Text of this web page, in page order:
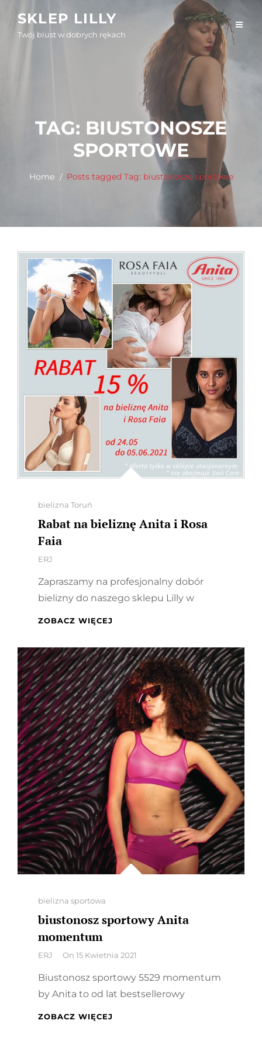
content
SKLEP LILLY
Twój biust w dobrych rękach
TAG: BIUSTONOSZE
SPORTOWE
Home Posts tagged Tag: biustonosze sportowe
Categories
bielizna Toruń
Rabat na bieliznę Anita i Rosa
Faia
By
ERJ
Zapraszamy na profesjonalny dobór
bielizny do naszego sklepu Lilly w
ZOBACZ WIĘCEJ
ANITA
I
ROSA
FAIA
Categories
bielizna sportowa
biustonosz sportowy Anita
momentum
By
ERJ On 15 Kwietnia 2021
Biustonosz sportowy 5529 momentum
by Anita to od lat bestsellerowy
ZOBACZ WIĘCEJ